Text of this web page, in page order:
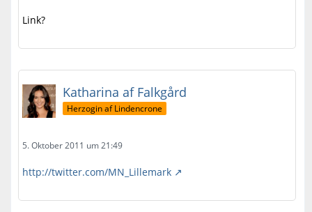
Link?
Katharina af Falkgård
Herzogin af Lindencrone
5. Oktober 2011 um 21:49
http://twitter.com/MN_Lillemark